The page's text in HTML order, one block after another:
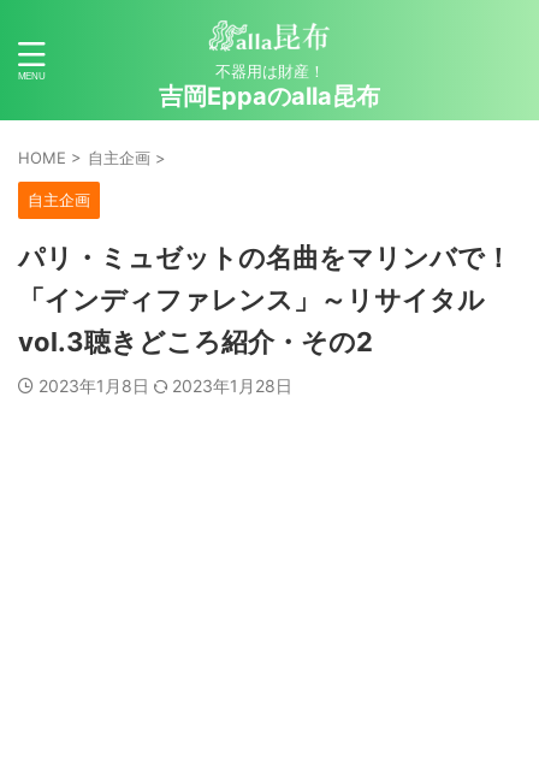
不器用は財産！
吉岡Eppaのalla昆布
HOME > 自主企画 >
自主企画
パリ・ミュゼットの名曲をマリンバで！
「インディファレンス」～リサイタル
vol.3聴きどころ紹介・その2
2023年1月8日 2023年1月28日